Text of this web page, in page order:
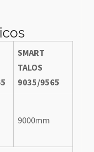
SMART
TALOS
9035/9565
9000mm